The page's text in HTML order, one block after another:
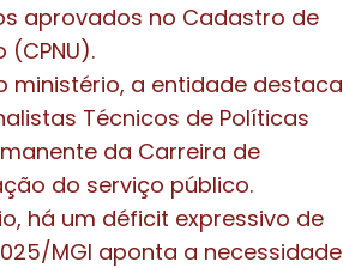
aprovados no Cadastro de
(CPNU).
ministério, a entidade destaca
Técnicos de Políticas
da Carreira de
do serviço público.
há um déficit expressivo de
MGI aponta a necessidade